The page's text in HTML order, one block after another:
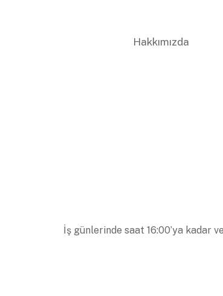
Hakkımızda
İş günlerinde saat 16:00’ya kadar